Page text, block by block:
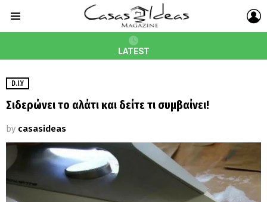
LATEST
D.I.Y
Σιδερώνει το αλάτι και δείτε τι συμβαίνει!
by casasideas